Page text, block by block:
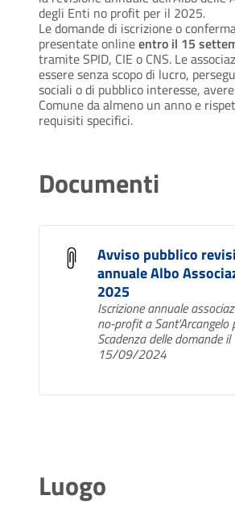
degli Enti no profit per il 2025.
Le domande di iscrizione o
presentate onlineentro il 15
tramite SPID, CIE o CNS. Le
essere senza scopo di lucro,
sociali o di pubblico interesse,
Comune da almeno un anno e
requisiti specifici.
Documenti
Avviso pubblico
annuale Albo
2025
Iscrizione annuale
no-profit a
Scadenza delle domande il
15/09/2024
Luogo